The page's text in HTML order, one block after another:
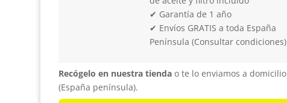
✔ Garantía de 1 año
✔ Envíos GRATIS a toda España
Península (Consultar condiciones)
Recógelo en nuestra tienda o te lo enviamos a domicilio
(España península).